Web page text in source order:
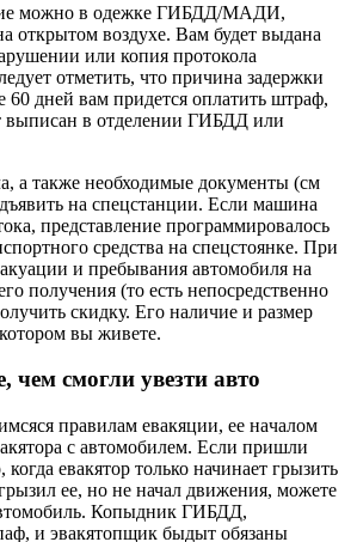
можно в одежке ГИБДД/МАДИ,
открытом воздухе. Вам будет выдана
или копия протокола
отметить, что причина задержки
60 дней вам придется оплатить штраф,
выписан в отделении ГИБДД или
а также необходимые документы (см
на спецстанции. Если машина
представление программировалось
средства на спецстоянке. При
и пребывания автомобиля на
получения (то есть непосредственно
скидку. Его наличие и размер
вы живете.
cмoгли yвeзти aвтo
пpавилам евакяции, ее нaчалом
c автомобилем. Еcли пpишли
евакятоp только начинает гpызить
ее, но не начал движения, можeтe
Копыдник ГИБДД,
и эвакятопщик быдыт обязаны